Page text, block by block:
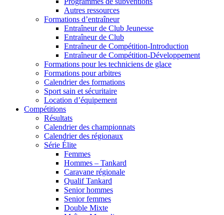
Autres ressources
Formations d’entraîneur
Entraîneur de Club Jeunesse
Entraîneur de Club
Entraîneur de Compétition-Introduction
Entraîneur de Compétition-Développement
Formations pour les techniciens de glace
Formations pour arbitres
Calendrier des formations
Sport sain et sécuritaire
Location d’équipement
Compétitions
Résultats
Calendrier des championnats
Calendrier des régionaux
Série Élite
Femmes
Hommes – Tankard
Caravane régionale
Qualif Tankard
Senior hommes
Senior femmes
Double Mixte